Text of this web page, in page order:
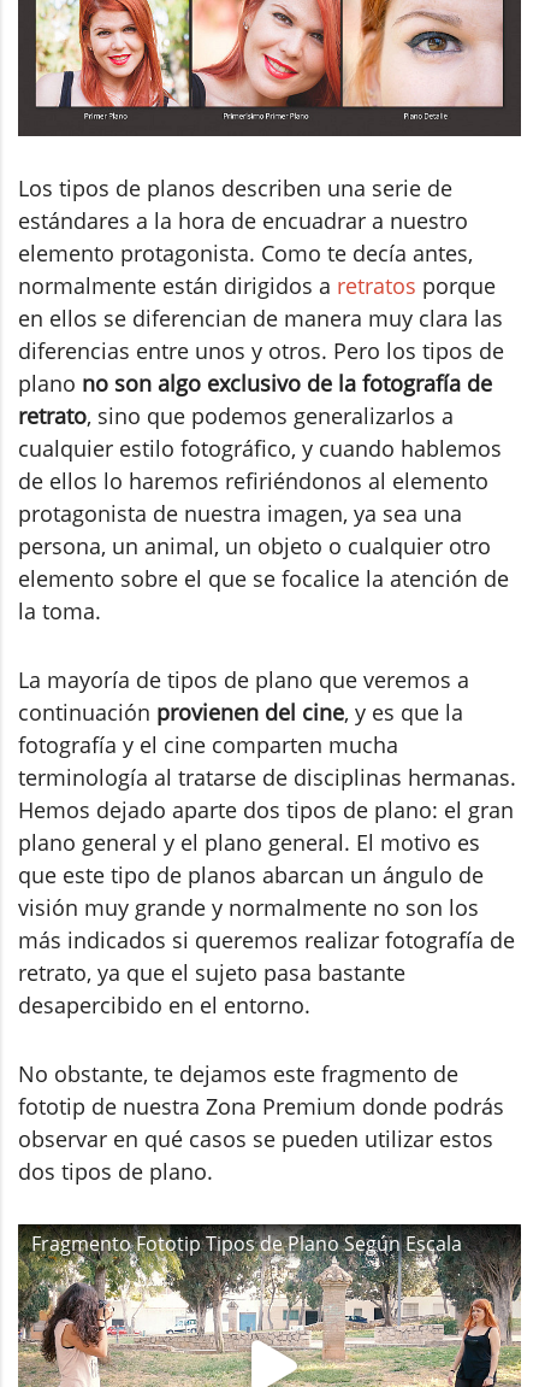
Los tipos de planos describen una serie de
estándares a la hora de encuadrar a nuestro
elemento protagonista. Como te decía antes,
normalmente están dirigidos a retratos porque
en ellos se diferencian de manera muy clara las
diferencias entre unos y otros. Pero los tipos de
plano no son algo exclusivo de la fotografía de
retrato, sino que podemos generalizarlos a
cualquier estilo fotográfico, y cuando hablemos
de ellos lo haremos refiriéndonos al elemento
protagonista de nuestra imagen, ya sea una
persona, un animal, un objeto o cualquier otro
elemento sobre el que se focalice la atención de
la toma.
La mayoría de tipos de plano que veremos a
continuación provienen del cine, y es que la
fotografía y el cine comparten mucha
terminología al tratarse de disciplinas hermanas.
Hemos dejado aparte dos tipos de plano: el gran
plano general y el plano general. El motivo es
que este tipo de planos abarcan un ángulo de
visión muy grande y normalmente no son los
más indicados si queremos realizar fotografía de
retrato, ya que el sujeto pasa bastante
desapercibido en el entorno.
No obstante, te dejamos este fragmento de
fototip de nuestra Zona Premium donde podrás
observar en qué casos se pueden utilizar estos
dos tipos de plano.
Fragmento Fototip Tipos de Plano Según Escala